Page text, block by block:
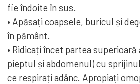
fie îndoite în sus.
• Apăsați coapsele, buricul și
în pământ.
• Ridicați încet partea
pieptul și abdomenul) cu
ce respirați adânc. Apropiați